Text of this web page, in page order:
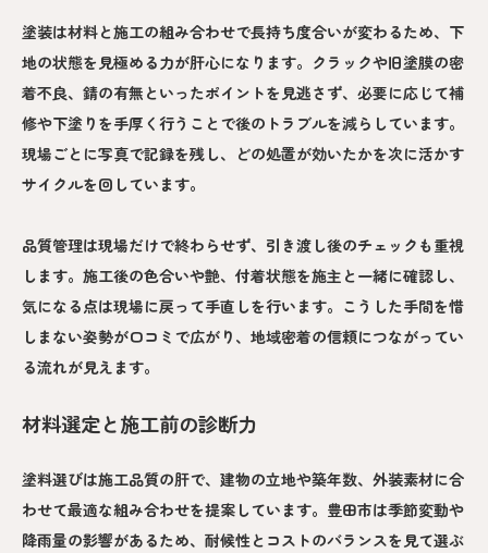
塗装は材料と施工の組み合わせで長持ち度合いが変わるため、下
地の状態を見極める力が肝心になります。クラックや旧塗膜の密
着不良、錆の有無といったポイントを見逃さず、必要に応じて補
修や下塗りを手厚く行うことで後のトラブルを減らしています。
現場ごとに写真で記録を残し、どの処置が効いたかを次に活かす
サイクルを回しています。
品質管理は現場だけで終わらせず、引き渡し後のチェックも重視
します。施工後の色合いや艶、付着状態を施主と一緒に確認し、
気になる点は現場に戻って手直しを行います。こうした手間を惜
しまない姿勢が口コミで広がり、地域密着の信頼につながってい
る流れが見えます。
材料選定と施工前の診断力
塗料選びは施工品質の肝で、建物の立地や築年数、外装素材に合
わせて最適な組み合わせを提案しています。豊田市は季節変動や
降雨量の影響があるため、耐候性とコストのバランスを見て選ぶ